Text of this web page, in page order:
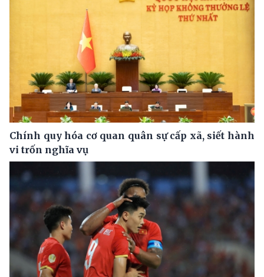
Chính quy hóa cơ quan quân sự cấp xã, siết hành
vi trốn nghĩa vụ